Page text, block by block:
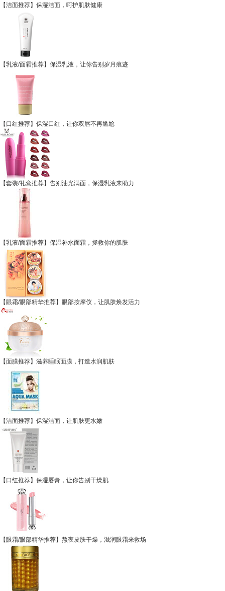
【洁面推荐】保湿洁面，呵护肌肤健康
【乳液/面霜推荐】保湿乳液，让你告别岁月痕迹
【口红推荐】保湿口红，让你双唇不再尴尬
【套装/礼盒推荐】告别油光满面，保湿乳液来助力
【乳液/面霜推荐】保湿补水面霜，拯救你的肌肤
【眼霜/眼部精华推荐】眼部按摩仪，让肌肤焕发活力
【面膜推荐】滋养睡眠面膜，打造水润肌肤
【洁面推荐】保湿洁面，让肌肤更水嫩
【口红推荐】保湿唇膏，让你告别干燥肌
【眼霜/眼部精华推荐】熬夜皮肤干燥，滋润眼霜来救场